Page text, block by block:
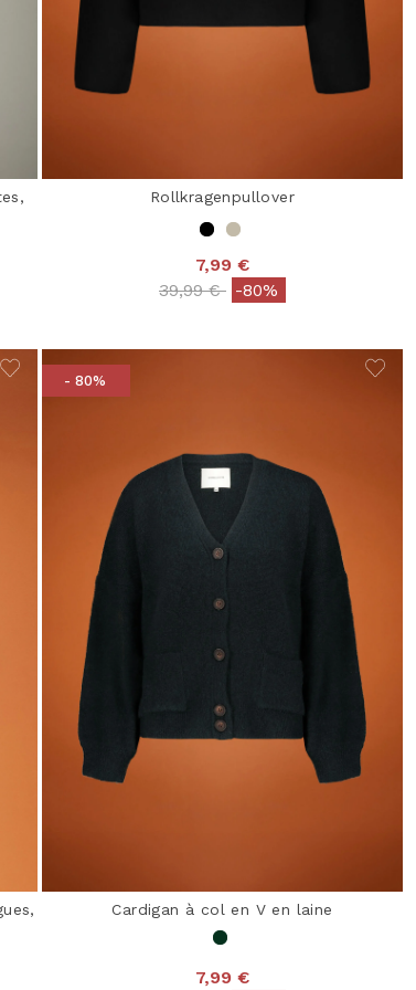
Rollkragenpullover
7,99 €
Price reduced from
39,99 €to-80%
- 80%
Cardigan à col en V en laine
7,99 €